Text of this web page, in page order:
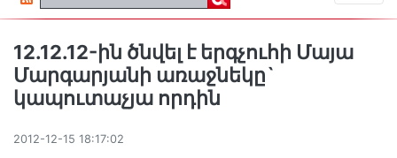
12.12.12-ին ծնվել է երգչուհի Մայա
Մարգարյանի առաջնեկը`
կապուտաչյա որդին
2012-12-15 18:17:02